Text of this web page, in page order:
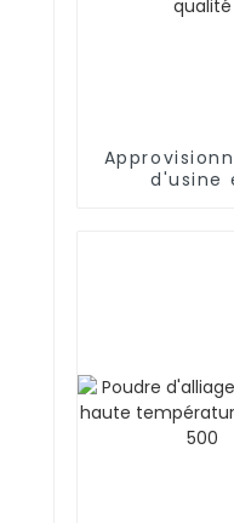
d'usine
additifs
CAS :